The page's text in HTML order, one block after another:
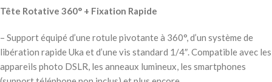
Tête Rotative 360° + Fixation Rapide
– Support équipé d’une rotule pivotante à 360°, d’un système de
libération rapide Uka et d’une vis standard 1/4″. Compatible avec les
appareils photo DSLR, les anneaux lumineux, les smartphones